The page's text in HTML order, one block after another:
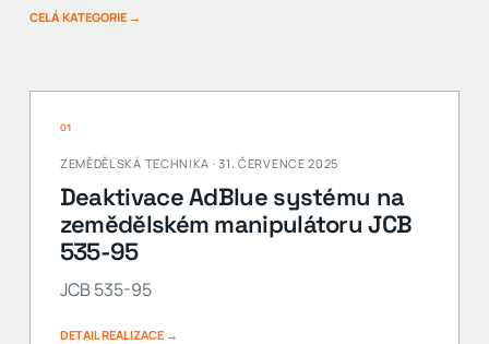
CELÁ KATEGORIE →
01
ZEMĚDĚLSKÁ TECHNIKA · 31. ČERVENCE 2025
Deaktivace AdBlue systému na
zemědělském manipulátoru JCB
535-95
JCB 535-95
DETAIL REALIZACE →